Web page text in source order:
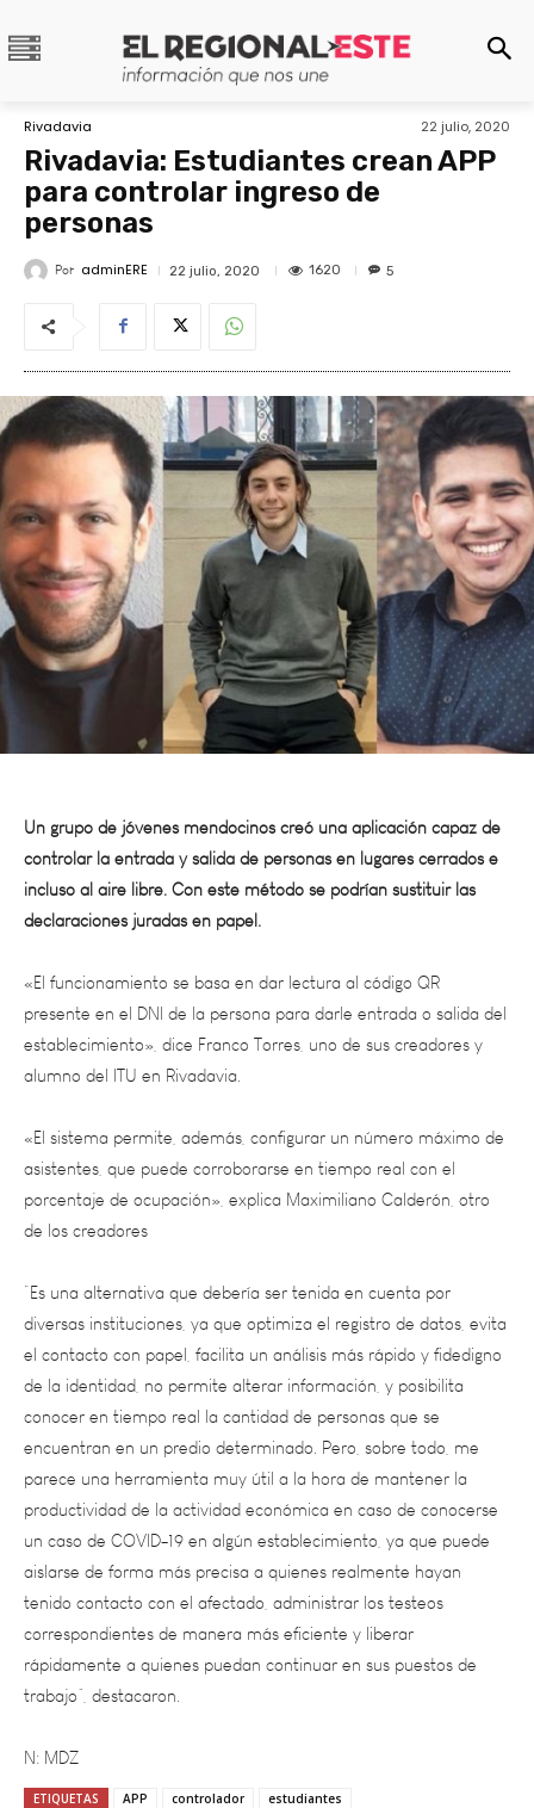
Rivadavia 22 julio, 2020
Rivadavia: Estudiantes crean APP
para controlar ingreso de
personas
Por adminERE 22 julio, 2020 1620 5
Un grupo de jóvenes mendocinos creó una aplicación capaz de
controlar la entrada y salida de personas en lugares cerrados e
incluso al aire libre. Con este método se podrían sustituir las
declaraciones juradas en papel.
«El funcionamiento se basa en dar lectura al código QR
presente en el DNI de la persona para darle entrada o salida del
establecimiento», dice Franco Torres, uno de sus creadores y
alumno del ITU en Rivadavia.
«El sistema permite, además, configurar un número máximo de
asistentes, que puede corroborarse en tiempo real con el
porcentaje de ocupación», explica Maximiliano Calderón, otro
de los creadores
“Es una alternativa que debería ser tenida en cuenta por
diversas instituciones, ya que optimiza el registro de datos, evita
el contacto con papel, facilita un análisis más rápido y fidedigno
de la identidad, no permite alterar información, y posibilita
conocer en tiempo real la cantidad de personas que se
encuentran en un predio determinado. Pero, sobre todo, me
parece una herramienta muy útil a la hora de mantener la
productividad de la actividad económica en caso de conocerse
un caso de COVID-19 en algún establecimiento, ya que puede
aislarse de forma más precisa a quienes realmente hayan
tenido contacto con el afectado, administrar los testeos
correspondientes de manera más eficiente y liberar
rápidamente a quienes puedan continuar en sus puestos de
trabajo”, destacaron.
N: MDZ
ETIQUETAS APP controlador estudiantes